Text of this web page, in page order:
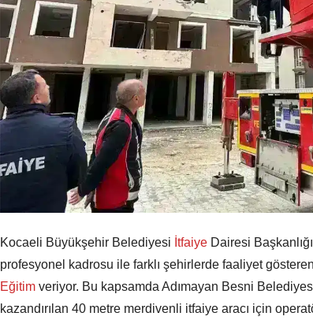
Kocaeli Büyükşehir Belediyesi İtfaiye Dairesi
profesyonel kadrosu ile farklı şehirlerde faaliyet
Eğitim veriyor. Bu kapsamda Adımayan Besni
kazandırılan 40 metre merdivenli itfaiye aracı için